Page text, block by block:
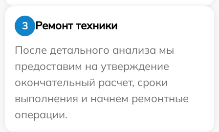
3
Ремонт техники
После детального анализа мы
предоставим на утверждение
окончательный расчет, сроки
выполнения и начнем ремонтные
операции.